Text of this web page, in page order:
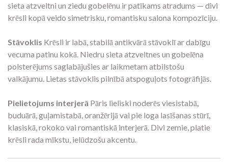
sieta atzveltni un ziedu gobelēnu ir patīkams atradums — divi
krēsli kopā veido simetrisku, romantisku salona kompozīciju.
Stāvoklis Krēsli ir labā, stabilā antikvārā stāvoklī ar dabīgu
vecuma patinu kokā. Niedru sieta atzveltnes un gobelēna
polsterējums saglabājušies ar laikmetam atbilstošu
valkājumu. Lietas stāvoklis pilnībā atspoguļots fotogrāfijās.
Pielietojums interjerā Pāris lieliski noderēs viesistabā,
buduārā, guļamistabā, oranžērijā vai pie loga lasīšanas stūrī,
klasiskā, rokoko vai romantiskā interjerā. Divi zemie, platie
krēsli rada mīkstu, ielūdzošu akcentu.